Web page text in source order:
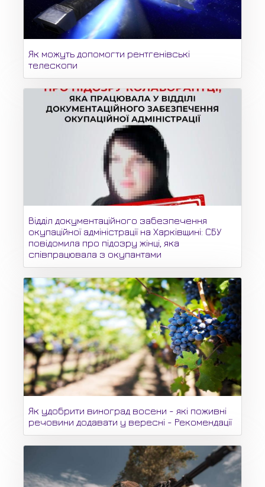
Як можуть допомогти рентгенівські
телескопи
Відділ документаційного забезпечення
окупаційної адміністрації на Харківщині: СБУ
повідомила про підозру жінці, яка
співпрацювала з окупантами
Як удобрити виноград восени - які поживні
речовини додавати у вересні - Рекомендації